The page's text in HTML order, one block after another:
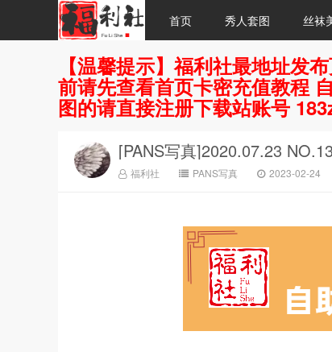
首页 秀人套图 丝袜
【温馨提示】福利社最地址发
前请先查看首页卡密充值教程
图的请直接注册下载站账号
[PANS写真]2020.07.23
福利社 PANS写真 2023-02-24